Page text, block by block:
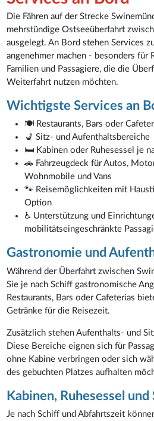
Die Fähren auf der Strecke
mehrstündige Ostseeüberfahrt
ausgelegt. An Bord stehen Services
angenehmer machen - besonders für
Familien und Passagiere, die die
Weiterfahrt nutzen möchten.
Wichtigste Services an
🍽️ Restaurants, Bars oder
💺 Sitz- und Aufenthaltsbereiche
🛏️ Kabinen oder Ruhesessel je
🚗 Fahrzeugdeck für Autos,
Wohnmobile und Vans
🐾 Reisemöglichkeiten mit
Option
♿ Unterstützung und
mobilitätseingeschränkte
Gastronomie und
Während der Überfahrt zwischen
Sie je nach Schiff gastronomische
Restaurants, Bars oder Cafeterias
Getränke für die Reisezeit.
Zusätzlich stehen Aufenthalts- und
Diese Bereiche eignen sich für
ohne Kabine verbringen oder sich
des gebuchten Platzes aufhalten
Kabinen, Ruhesessel
Je nach Schiff und Abfahrtszeit